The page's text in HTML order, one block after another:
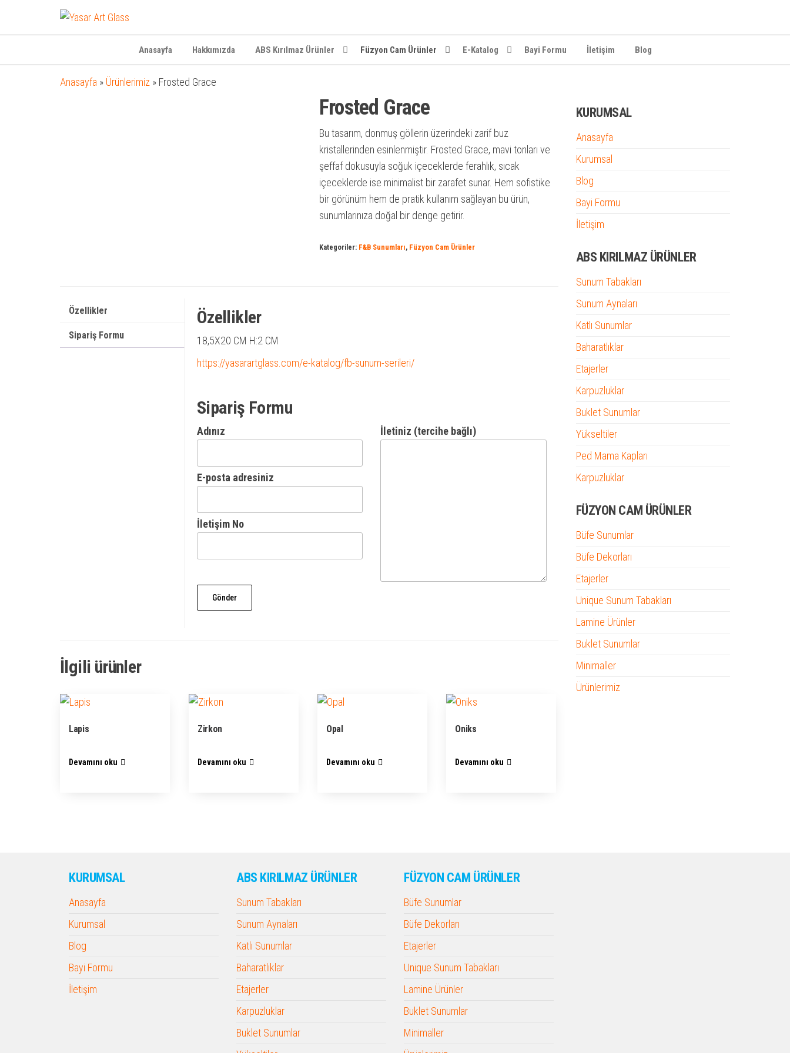
Art
Glass
Anasayfa Hakkımızda ABS Kırılmaz Ürünler Füzyon Cam Ürünler E-Katalog Bayi Formu İletişim Blog
Anasayfa » Ürünlerimiz » Frosted Grace
Frosted Grace
Bu tasarım, donmuş göllerin üzerindeki zarif buz
kristallerinden esinlenmiştir. Frosted Grace, mavi tonları ve
şeffaf dokusuyla soğuk içeceklerde ferahlık, sıcak
içeceklerde ise minimalist bir zarafet sunar. Hem sofistike
bir görünüm hem de pratik kullanım sağlayan bu ürün,
sunumlarınıza doğal bir denge getirir.
Kategoriler: F&B Sunumları, Füzyon Cam Ürünler
Özellikler
Sipariş Formu
Özellikler
18,5X20 CM H:2 CM
https://yasarartglass.com/e-katalog/fb-sunum-serileri/
Sipariş Formu
Adınız
E-posta adresiniz
İletişim No
İletiniz (tercihe bağlı)
İlgili ürünler
Lapis
Devamını oku
Zirkon
Devamını oku
Opal
Devamını oku
Oniks
Devamını oku
KURUMSAL
Anasayfa
Kurumsal
Blog
Bayi Formu
İletişim
ABS KIRILMAZ ÜRÜNLER
Sunum Tabakları
Sunum Aynaları
Katlı Sunumlar
Baharatlıklar
Etajerler
Karpuzluklar
Buklet Sunumlar
Yükseltiler
Ped Mama Kapları
Karpuzluklar
FÜZYON CAM ÜRÜNLER
Büfe Sunumlar
Büfe Dekorları
Etajerler
Unique Sunum Tabakları
Lamine Ürünler
Buklet Sunumlar
Minimaller
Ürünlerimiz
KURUMSAL
Anasayfa
Kurumsal
Blog
Bayi Formu
İletişim
ABS KIRILMAZ ÜRÜNLER
Sunum Tabakları
Sunum Aynaları
Katlı Sunumlar
Baharatlıklar
Etajerler
Karpuzluklar
Buklet Sunumlar
FÜZYON CAM ÜRÜNLER
Büfe Sunumlar
Büfe Dekorları
Etajerler
Unique Sunum Tabakları
Lamine Ürünler
Buklet Sunumlar
Minimaller